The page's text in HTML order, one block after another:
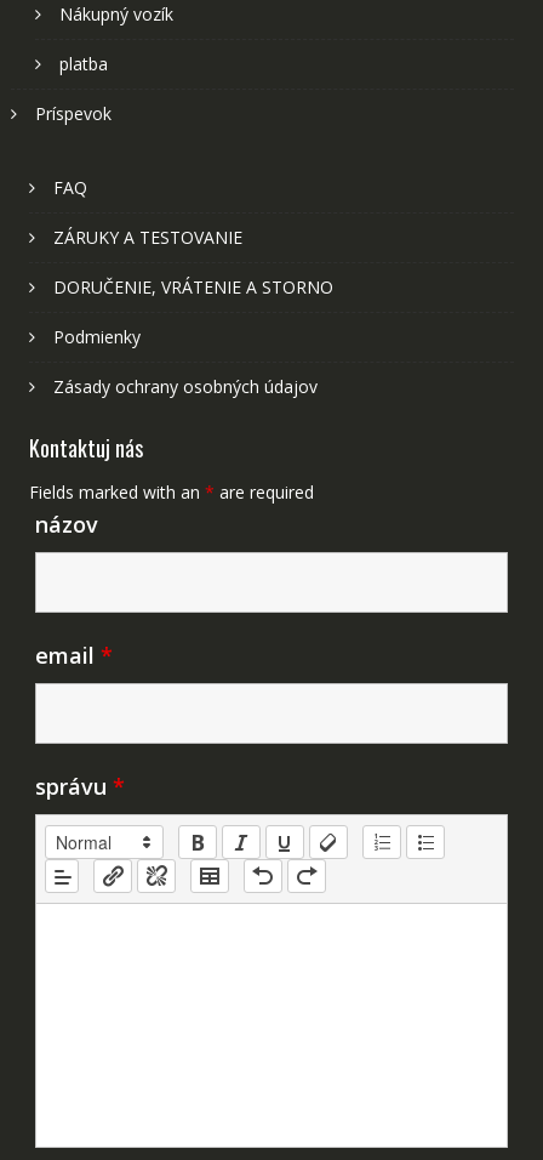
Nákupný vozík
platba
Príspevok
FAQ
ZÁRUKY A TESTOVANIE
DORUČENIE, VRÁTENIE A STORNO
Podmienky
Zásady ochrany osobných údajov
Kontaktuj nás
Fields marked with an * are required
názov
email *
správu *